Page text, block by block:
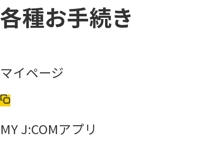
各種お手続き
マイページ
MY J:COMアプリ